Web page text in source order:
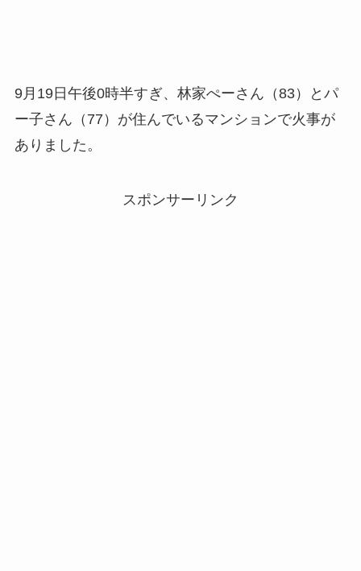
9月19日午後0時半すぎ、林家ぺーさん（83）とパ
ー子さん（77）が住んでいるマンションで火事が
ありました。
スポンサーリンク